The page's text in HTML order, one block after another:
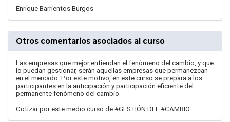
Enrique Barrientos Burgos
Otros comentarios asociados al curso
Las empresas que mejor entiendan el fenómeno del cambio, y que
lo puedan gestionar, serán aquellas empresas que permanezcan
en el mercado. Por este motivo, en este curso se prepara a los
participantes en la anticipación y participación eficiente del
permanente fenómeno del cambio.
Cotizar por este medio curso de #GESTIÓN DEL #CAMBIO